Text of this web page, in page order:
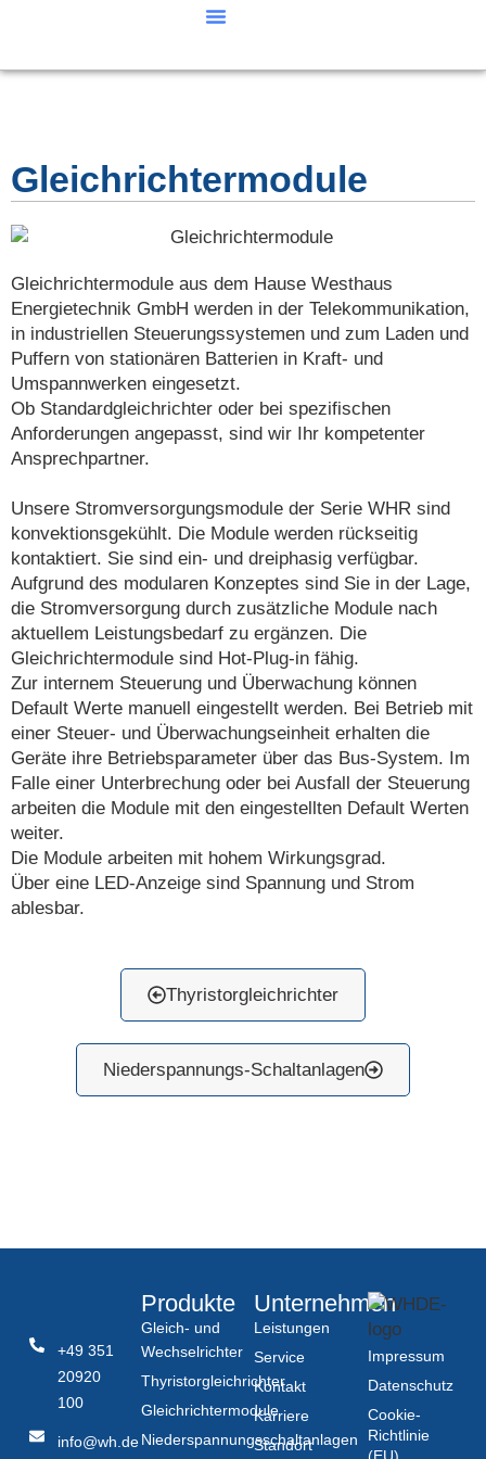
Gleichrichtermodule
Gleichrichtermodule aus dem Hause Westhaus
Energietechnik GmbH werden in der Telekommunikation,
in industriellen Steuerungssystemen und zum Laden und
Puffern von stationären Batterien in Kraft- und
Umspannwerken eingesetzt.
Ob Standardgleichrichter oder bei spezifischen
Anforderungen angepasst, sind wir Ihr kompetenter
Ansprechpartner.
Unsere Stromversorgungsmodule der Serie WHR sind
konvektionsgekühlt. Die Module werden rückseitig
kontaktiert. Sie sind ein- und dreiphasig verfügbar.
Aufgrund des modularen Konzeptes sind Sie in der Lage,
die Stromversorgung durch zusätzliche Module nach
aktuellem Leistungsbedarf zu ergänzen. Die
Gleichrichtermodule sind Hot-Plug-in fähig.
Zur internem Steuerung und Überwachung können
Default Werte manuell eingestellt werden. Bei Betrieb mit
einer Steuer- und Überwachungseinheit erhalten die
Geräte ihre Betriebsparameter über das Bus-System. Im
Falle einer Unterbrechung oder bei Ausfall der Steuerung
arbeiten die Module mit den eingestellten Default Werten
weiter.
Die Module arbeiten mit hohem Wirkungsgrad.
Über eine LED-Anzeige sind Spannung und Strom
ablesbar.
Thyristorgleichrichter
Niederspannungs-Schaltanlagen
+49 351
20920
100
info@wh.de
Produkte
Gleich- und
Wechselrichter
Thyristorgleichrichter
Gleichrichtermodule
Niederspannungsschaltanlagen
Unternehmen
Leistungen
Service
Kontakt
Karriere
Standort
Impressum
Datenschutz
Cookie-
Richtlinie